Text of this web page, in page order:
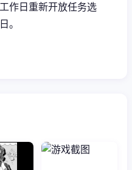
作日重新开放任务选
。